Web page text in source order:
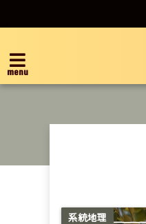
menu
系統地理